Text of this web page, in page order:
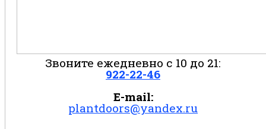
Звоните ежедневно с 10 до 21:
922-22-46
E-mail:
plantdoors@yandex.ru